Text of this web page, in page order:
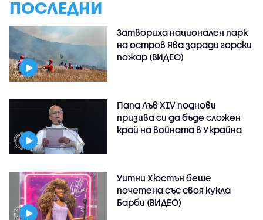
ПОСЛЕДНИ
Затвориха национален парк
на остров Ява заради горски
пожар (ВИДЕО)
Папа Лъв XIV поднови
призива си да бъде сложен
край на войната в Украйна
Уитни Хюстън беше
почетена със своя кукла
Барби (ВИДЕО)